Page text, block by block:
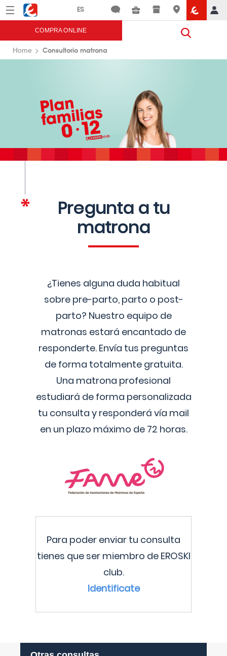
Menú Eroski
COMPRA ONLINE
Home Consultorio matrona
Pregunta a tu
matrona
¿Tienes alguna duda habitual
sobre pre-parto, parto o post-
parto? Nuestro equipo de
matronas estará encantado de
responderte. Envía tus preguntas
de forma totalmente gratuita.
Una matrona profesional
estudiará de forma personalizada
tu consulta y responderá vía mail
en un plazo máximo de 72 horas.
Para poder enviar tu consulta
tienes que ser miembro de EROSKI
club.
Identificate